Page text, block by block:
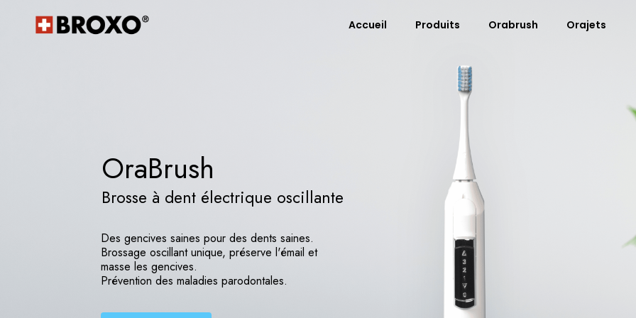
Accueil Produits Orabrush Orajets
OraBrush
Brosse à dent électrique oscillante
Des gencives saines pour des dents saines.
Brossage oscillant unique, préserve l'émail et
masse les gencives.
Prévention des maladies parodontales.